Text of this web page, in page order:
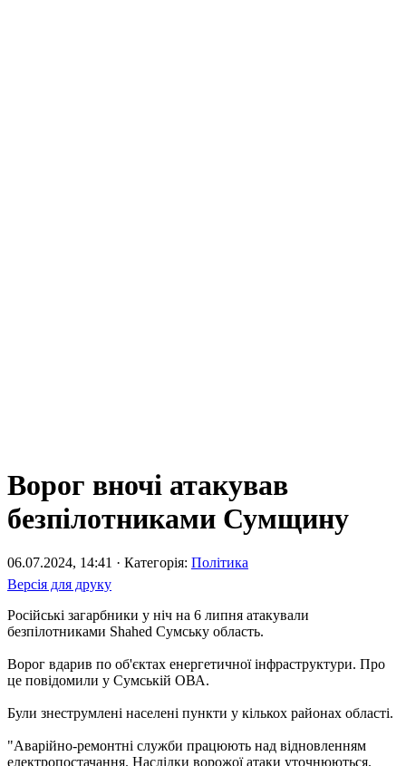
Ворог вночі атакував
безпілотниками Сумщину
06.07.2024, 14:41 · Категорія: Політика
Версія для друку
Російські загарбники у ніч на 6 липня атакували
безпілотниками Shahed Сумську область.
Ворог вдарив по об'єктах енергетичної інфраструктури. Про
це повідомили у Сумській ОВА.
Були знеструмлені населені пункти у кількох районах області.
"Аварійно-ремонтні служби працюють над відновленням
електропостачання. Наслідки ворожої атаки уточнюються.